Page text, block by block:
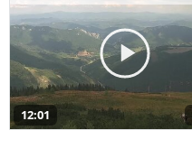
12:01